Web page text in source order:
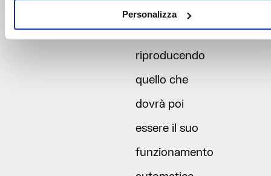
Personalizza
totalmente
manuale
riproducendo
quello che
dovrà poi
essere il suo
funzionamento